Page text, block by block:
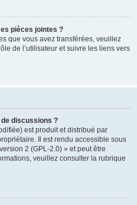
pièces jointes ?
que vous avez transférées, veuillez
de l’utilisateur et suivre les liens vers
discussions ?
est produit et distribué par
Il est rendu accessible sous
2 (GPL-2.0) » et peut être
veuillez consulter la rubrique